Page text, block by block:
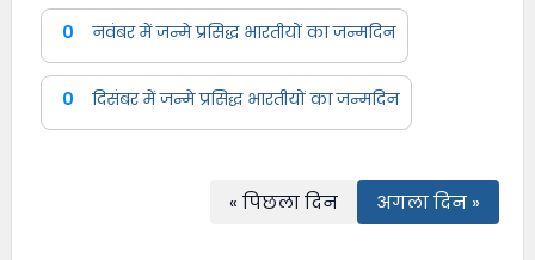
0 नवंबर में जन्मे प्रसिद्ध भारतीयों का जन्मदिन
0 दिसंबर में जन्मे प्रसिद्ध भारतीयों का जन्मदिन
« पिछला दिन अगला दिन »